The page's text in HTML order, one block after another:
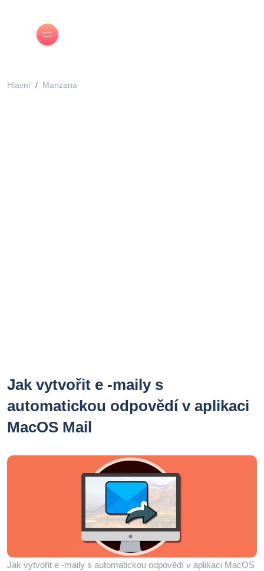
Hlavní Manzana
Jak vytvořit e -maily s
automatickou odpovědí v aplikaci
MacOS Mail
Jak vytvořit e -maily s automatickou odpovědí v aplikaci MacOS